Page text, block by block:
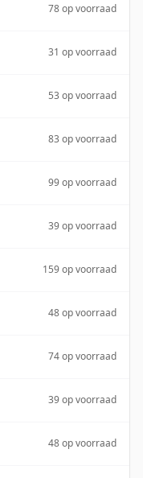
78 op voorraad
31 op voorraad
53 op voorraad
83 op voorraad
99 op voorraad
39 op voorraad
159 op voorraad
48 op voorraad
74 op voorraad
39 op voorraad
48 op voorraad